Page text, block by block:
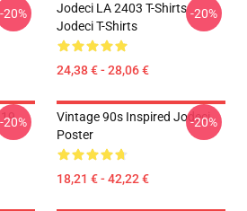
-20%
Jodeci LA 2403 T-Shirts
Jodeci T-Shirts
24,38 € - 28,06 €
-20%
-20%
Vintage 90s Inspired Jodeci
Poster
18,21 € - 42,22 €
-20%